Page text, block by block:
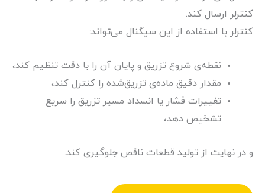
کنترلر ارسال کند.
کنترلر با استفاده از این سیگنال می‌تواند:
نقطه‌ی شروع تزریق و پایان آن را با دقت تنظیم کند،
مقدار دقیق ماده‌ی تزریق‌شده را کنترل کند،
تغییرات فشار یا انسداد مسیر تزریق را سریع
تشخیص دهد،
و در نهایت از تولید قطعات ناقص جلوگیری کند.